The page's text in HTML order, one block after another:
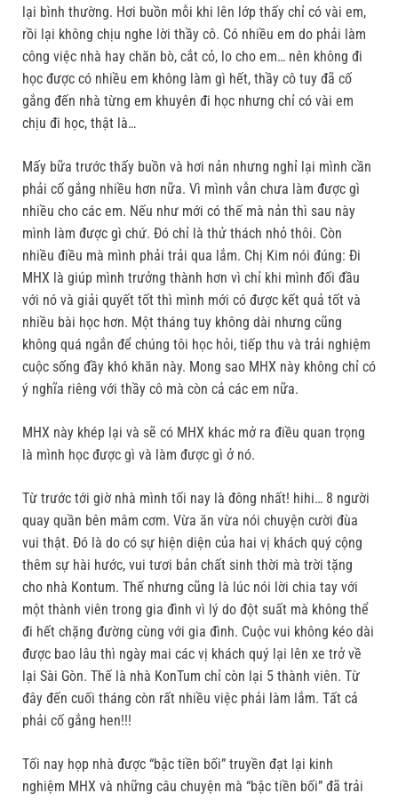
lại bình thường. Hơi buồn mỗi khi lên lớp thấy chỉ có vài em,
rồi lại không chịu nghe lời thầy cô. Có nhiều em do phải làm
công việc nhà hay chăn bò, cắt cỏ, lo cho em… nên không đi
học được có nhiều em không làm gì hết, thầy cô tuy đã cố
gắng đến nhà từng em khuyên đi học nhưng chỉ có vài em
chịu đi học, thật là…
Mấy bữa trước thấy buồn và hơi nản nhưng nghỉ lại mình cần
phải cố gắng nhiều hơn nữa. Vì mình vẫn chưa làm được gì
nhiều cho các em. Nếu như mới có thế mà nản thì sau này
mình làm được gì chứ. Đó chỉ là thử thách nhỏ thôi. Còn
nhiều điều mà mình phải trải qua lắm. Chị Kim nói đúng: Đi
MHX là giúp mình trưởng thành hơn vì chỉ khi mình đối đầu
với nó và giải quyết tốt thì mình mới có được kết quả tốt và
nhiều bài học hơn. Một tháng tuy không dài nhưng cũng
không quá ngắn để chúng tôi học hỏi, tiếp thu và trải nghiệm
cuộc sống đầy khó khăn này. Mong sao MHX này không chỉ có
ý nghĩa riêng với thầy cô mà còn cả các em nữa.
MHX này khép lại và sẽ có MHX khác mở ra điều quan trọng
là mình học được gì và làm được gì ở nó.
Từ trước tới giờ nhà mình tối nay là đông nhất! hihi… 8 người
quay quần bên mâm cơm. Vừa ăn vừa nói chuyện cười đùa
vui thật. Đó là do có sự hiện diện của hai vị khách quý cộng
thêm sự hài hước, vui tươi bản chất sinh thời mà trời tặng
cho nhà Kontum. Thế nhưng cũng là lúc nói lời chia tay với
một thành viên trong gia đình vì lý do đột suất mà không thể
đi hết chặng đường cùng với gia đình. Cuộc vui không kéo dài
được bao lâu thì ngày mai các vị khách quý lại lên xe trở về
lại Sài Gòn. Thế là nhà KonTum chỉ còn lại 5 thành viên. Từ
đây đến cuối tháng còn rất nhiều việc phải làm lắm. Tất cả
phải cố gắng hen!!!
Tối nay họp nhà được “bậc tiền bối” truyền đạt lại kinh
nghiệm MHX và những câu chuyện mà “bậc tiền bối” đã trải